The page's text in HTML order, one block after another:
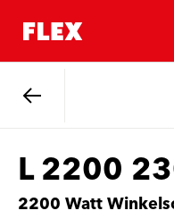
L 2200
2200 Watt